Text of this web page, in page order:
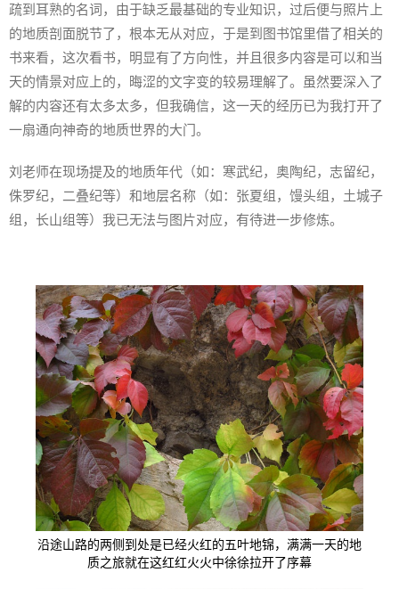
疏到耳熟的名词，由于缺乏最基础的专业知识，过后便与照片上
的地质剖面脱节了，根本无从对应，于是到图书馆里借了相关的
书来看，这次看书，明显有了方向性，并且很多内容是可以和当
天的情景对应上的，晦涩的文字变的较易理解了。虽然要深入了
解的内容还有太多太多，但我确信，这一天的经历已为我打开了
一扇通向神奇的地质世界的大门。
刘老师在现场提及的地质年代（如：寒武纪，奥陶纪，志留纪，
侏罗纪，二叠纪等）和地层名称（如：张夏组，馒头组，土城子
组，长山组等）我已无法与图片对应，有待进一步修炼。
沿途山路的两侧到处是已经火红的五叶地锦，满满一天的地
质之旅就在这红红火火中徐徐拉开了序幕